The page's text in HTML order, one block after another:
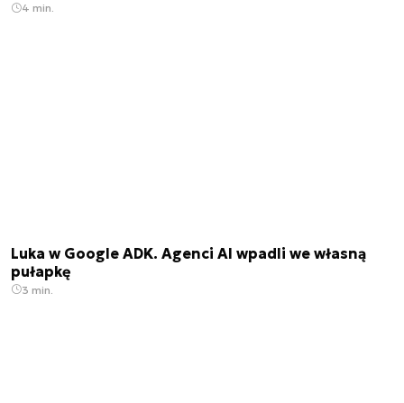
4 min.
Luka w Google ADK. Agenci AI wpadli we własną
pułapkę
3 min.